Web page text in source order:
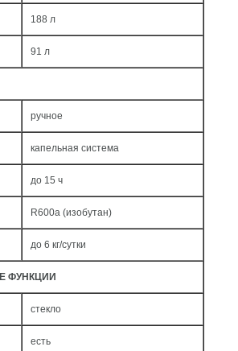
188 л
91 л
ручное
капельная система
до 15 ч
R600a (изобутан)
до 6 кг/cутки
ФУНКЦИИ
стекло
есть